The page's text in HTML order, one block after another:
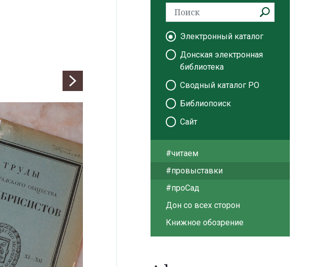
Электронный каталог
Донская электронная
библиотека
Сводный каталог РО
Библиопоиск
Сайт
#читаем
#провыставки
#проСад
Дон со всех сторон
Книжное обозрение